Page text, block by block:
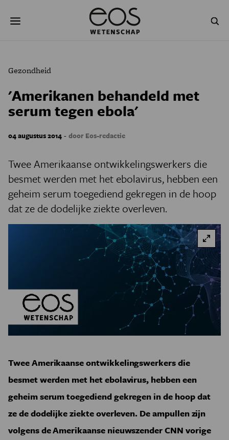
naar
NATUURWETENSCHAPPEN
PSYCHE & BREIN
PODCAST AGENDA
JONGE UITDAGERS
Gezondheid
'Amerikanen behandeld met
serum tegen ebola'
04 augustus 2014 - door Eos-redactie
Twee Amerikaanse ontwikkelingswerkers die
besmet werden met het ebolavirus, hebben een
geheim serum toegediend gekregen in de hoop
dat ze de dodelijke ziekte overleven.
Twee Amerikaanse ontwikkelingswerkers die
besmet werden met het ebolavirus, hebben een
geheim serum toegediend gekregen in de hoop dat
ze de dodelijke ziekte overleven. De ampullen zijn
volgens de Amerikaanse nieuwszender CNN vorige